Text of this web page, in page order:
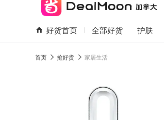
好货首页 全部好货 护肤
首页 抢好货 家居生活